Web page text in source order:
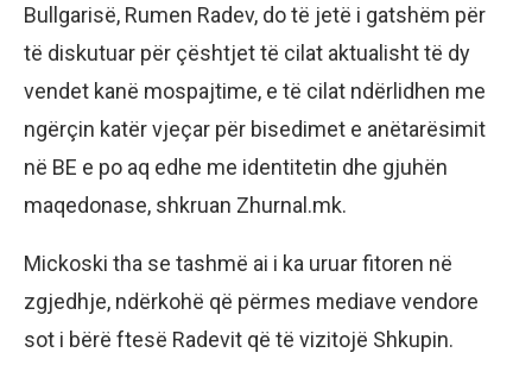
Bullgarisë, Rumen Radev, do të jetë i gatshëm për
të diskutuar për çështjet të cilat aktualisht të dy
vendet kanë mospajtime, e të cilat ndërlidhen me
ngërçin katër vjeçar për bisedimet e anëtarësimit
në BE e po aq edhe me identitetin dhe gjuhën
maqedonase, shkruan Zhurnal.mk.
Mickoski tha se tashmë ai i ka uruar fitoren në
zgjedhje, ndërkohë që përmes mediave vendore
sot i bërë ftesë Radevit që të vizitojë Shkupin.